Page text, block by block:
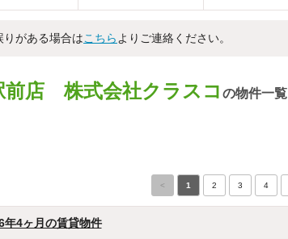
がある場合はこちら よりご連絡ください。
前店 株式会社クラスコ の物件一覧
< 1 2 3 4
年4ヶ月の賃貸物件